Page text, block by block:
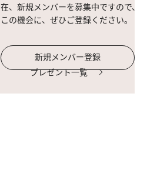
在、新規メンバーを募集中ですので、
この機会に、ぜひご登録ください。
新規メンバー登録
プレゼント一覧